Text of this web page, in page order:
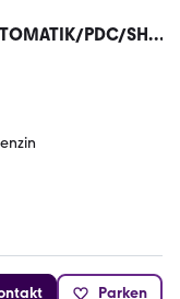
PDC/SHZ
Parken